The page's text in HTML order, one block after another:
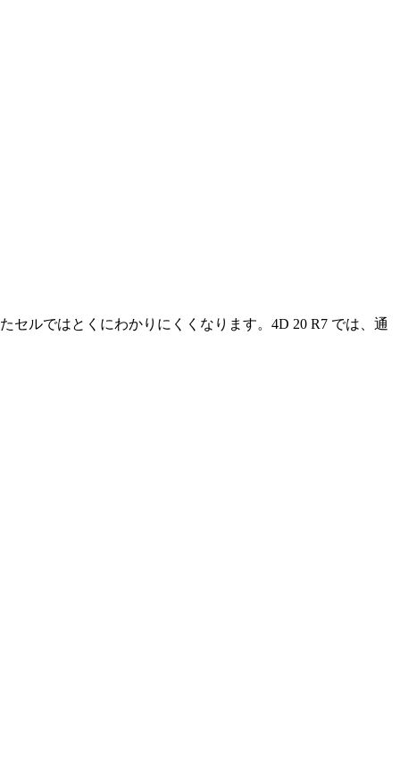
セルではとくにわかりにくくなります。4D 20 R7 では、通